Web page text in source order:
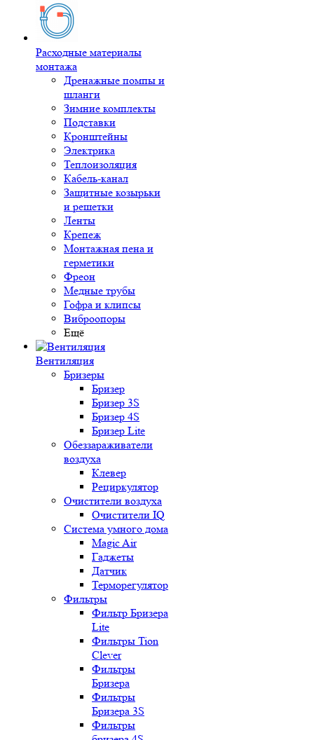
Расходные материалы
монтажа
Дренажные помпы и
шланги
Зимние комплекты
Подставки
Кронштейны
Электрика
Теплоизоляция
Кабель-канал
Защитные козырьки
и решетки
Ленты
Крепеж
Монтажная пена и
герметики
Фреон
Медные трубы
Гофра и клипсы
Виброопоры
Ещё
Вентиляция
Бризеры
Бризер
Бризер 3S
Бризер 4S
Бризер Lite
Обеззараживатели
воздуха
Клевер
Рециркулятор
Очистители воздуха
Очистители IQ
Система умного дома
Magic Air
Гаджеты
Датчик
Терморегулятор
Фильтры
Фильтр Бризера
Lite
Фильтры Tion
Clever
Фильтры
Бризера
Фильтры
Бризера 3S
Фильтры